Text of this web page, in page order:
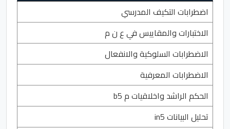
اضطرابات التكيف المدرسي
الاختبارات والمقاييس في ع ن م
الاضطرابات السلوكية والانفعال
الاضطرابات المعرفية
الحكم الراشد واخلاقيات م b5
تحليل البيانات in5